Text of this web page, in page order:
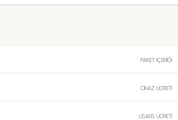
PAKET İÇERİĞİ
CİHAZ ÜCRETİ
LİSANS ÜCRETİ